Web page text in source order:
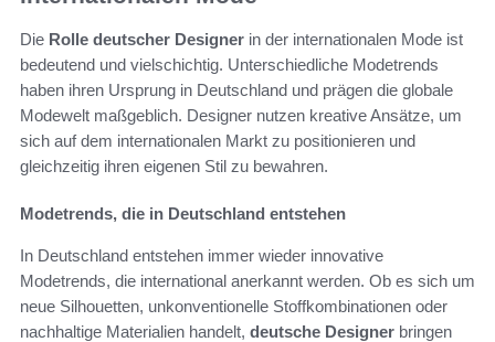
Die Rolle deutscher Designer in der internationalen Mode ist
bedeutend und vielschichtig. Unterschiedliche Modetrends
haben ihren Ursprung in Deutschland und prägen die globale
Modewelt maßgeblich. Designer nutzen kreative Ansätze, um
sich auf dem internationalen Markt zu positionieren und
gleichzeitig ihren eigenen Stil zu bewahren.
Modetrends, die in Deutschland entstehen
In Deutschland entstehen immer wieder innovative
Modetrends, die international anerkannt werden. Ob es sich um
neue Silhouetten, unkonventionelle Stoffkombinationen oder
nachhaltige Materialien handelt, deutsche Designer bringen